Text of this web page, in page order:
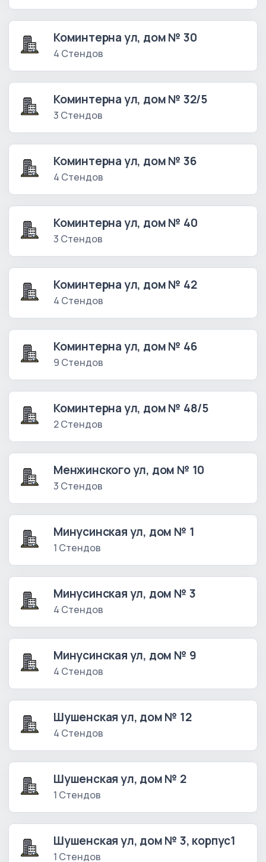
Коминтерна ул, дом № 30
4 Стендов
Коминтерна ул, дом № 32/5
3 Стендов
Коминтерна ул, дом № 36
4 Стендов
Коминтерна ул, дом № 40
3 Стендов
Коминтерна ул, дом № 42
4 Стендов
Коминтерна ул, дом № 46
9 Стендов
Коминтерна ул, дом № 48/5
2 Стендов
Менжинского ул, дом № 10
3 Стендов
Минусинская ул, дом № 1
1 Стендов
Минусинская ул, дом № 3
4 Стендов
Минусинская ул, дом № 9
4 Стендов
Шушенская ул, дом № 12
4 Стендов
Шушенская ул, дом № 2
1 Стендов
Шушенская ул, дом № 3, корпус1
1 Стендов